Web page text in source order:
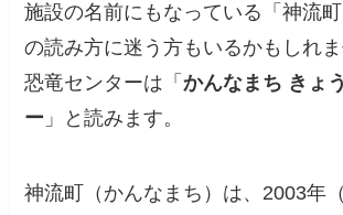
施設の名前にもなっている「神流
の読み方に迷う方もいるかもしれま
恐竜センターは「かんなまち きょ
ー 」と読みます。
神流町（かんなまち）は、2003年